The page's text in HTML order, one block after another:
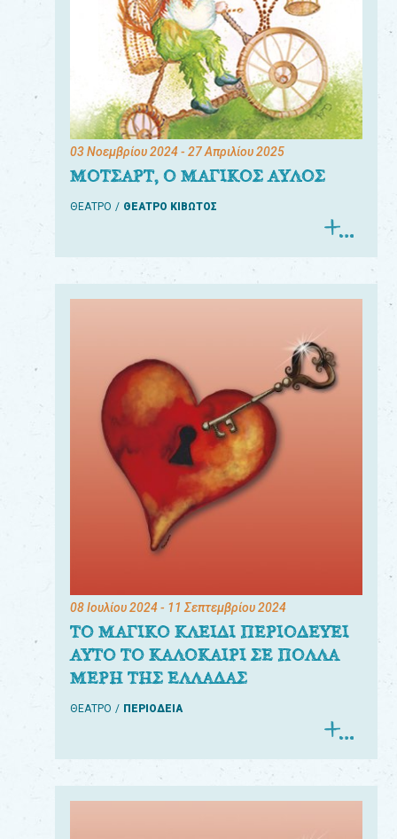
03 Νοεμβρίου 2024- 27 Απριλίου 2025
ΜΟΤΣΑΡΤ, Ο ΜΑΓΙΚΟΣ ΑΥΛΟΣ
ΘΕΑΤΡΟ ΘΕΑΤΡΟ ΚΙΒΩΤΟΣ
08 Ιουλίου 2024- 11 Σεπτεμβρίου 2024
ΤΟ ΜΑΓΙΚΟ ΚΛΕΙΔΙ ΠΕΡΙΟΔΕΥΕΙ
ΑΥΤΟ ΤΟ ΚΑΛΟΚΑΙΡΙ ΣΕ ΠΟΛΛΑ
ΜΕΡΗ ΤΗΣ ΕΛΛΑΔΑΣ
ΘΕΑΤΡΟ ΠΕΡΙΟΔΕΙΑ